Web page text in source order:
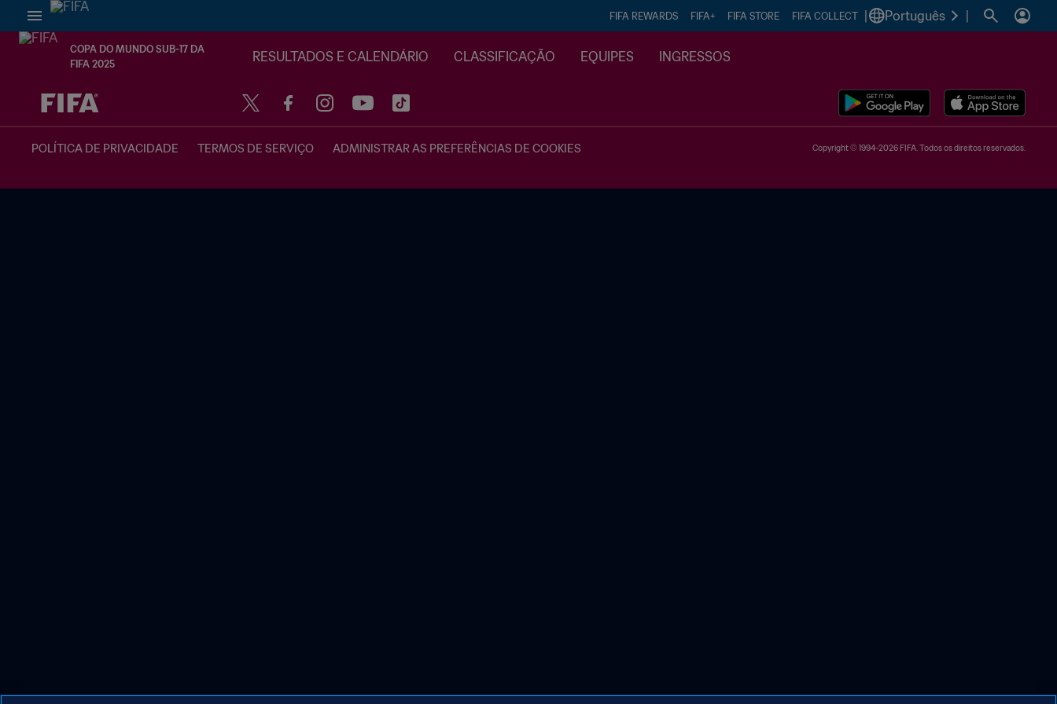
FIFA REWARDS FIFA+ FIFA STORE FIFA COLLECT Português
COPA DO MUNDO SUB-17 DA
FIFA 2025
RESULTADOS E CALENDÁRIO CLASSIFICAÇÃO EQUIPES INGRESSOS
TBD x TBD
POLÍTICA DE PRIVACIDADE TERMOS DE SERVIÇO ADMINISTRAR AS PREFERÊNCIAS DE COOKIES Copyright © 1994-2026 FIFA. Todos os direitos reservados.